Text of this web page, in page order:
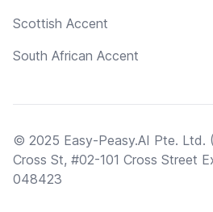
Scottish Accent
South African Accent
© 2025 Easy-Peasy.AI Pte. Ltd.
Cross St, #02-101 Cross Street
048423